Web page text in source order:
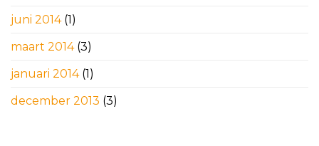
juni 2014(1)
maart 2014(3)
januari 2014(1)
december 2013 (3)